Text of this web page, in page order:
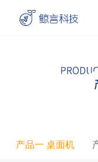
产品一 桌面机